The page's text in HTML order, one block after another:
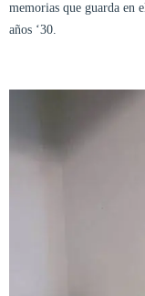
memorias que guarda en
años ‘30.